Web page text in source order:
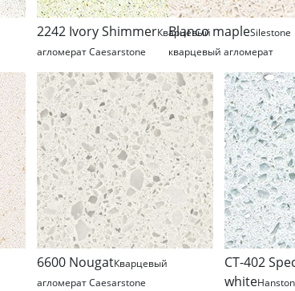
2242 Ivory ShimmerКварцевый
агломерат Caesarstone
Blanco mapleSilestone
кварцевый агломерат
6600 NougatКварцевый
агломерат Caesarstone
CT-402
white